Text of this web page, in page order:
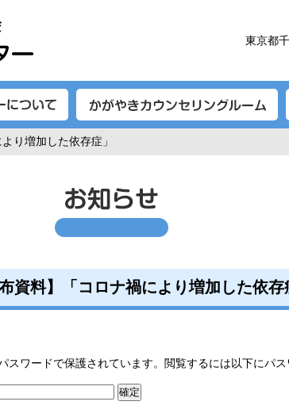
東京都
り増加した依存症」
資料】「コロナ禍により増加した依存
スワードで保護されています。閲覧するには以下にパス